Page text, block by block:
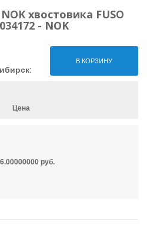
хвостовика FUSO
- NOK
В КОРЗИНУ
:
Цена
руб.